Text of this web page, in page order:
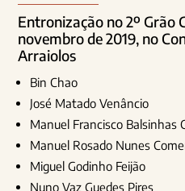
Entronização no 2º Grão
novembro de 2019, no
Arraiolos
Bin Chao
José Matado Venâncio
Manuel Francisco Balsinhas
Manuel Rosado Nunes
Miguel Godinho Feijão
Nuno Vaz Guedes Pires